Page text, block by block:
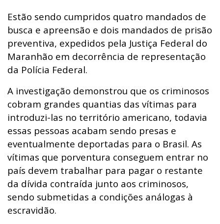
Estão sendo cumpridos quatro mandados de
busca e apreensão e dois mandados de prisão
preventiva, expedidos pela Justiça Federal do
Maranhão em decorrência de representação
da Polícia Federal.
A investigação demonstrou que os criminosos
cobram grandes quantias das vítimas para
introduzi-las no território americano, todavia
essas pessoas acabam sendo presas e
eventualmente deportadas para o Brasil. As
vítimas que porventura conseguem entrar no
país devem trabalhar para pagar o restante
da dívida contraída junto aos criminosos,
sendo submetidas a condições análogas à
escravidão.